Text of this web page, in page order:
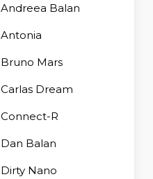
Andreea Balan
Antonia
Bruno Mars
Carlas Dream
Connect-R
Dan Balan
Dirty Nano